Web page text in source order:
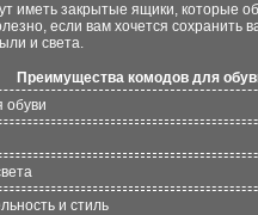
иметь закрытые ящики, которые
если вам хочется сохранить
и света.
Преимущества комодов для
обуви
и стиль